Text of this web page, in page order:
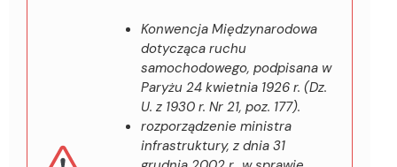
Konwencja Międzynarodowa
dotycząca ruchu
samochodowego, podpisana w
Paryżu 24 kwietnia 1926 r. (Dz.
U. z 1930 r. Nr 21, poz. 177).
rozporządzenie ministra
infrastruktury, z dnia 31